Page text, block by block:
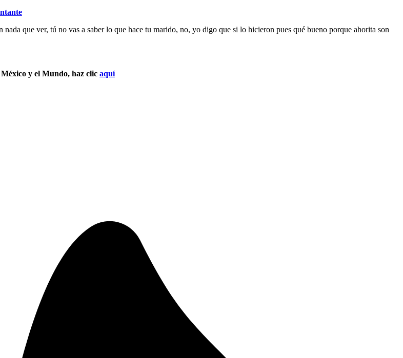
que ver, tú no vas a saber lo que hace tu marido, no, yo digo que si lo hicieron pues qué bueno porque ahorita son
México y el Mundo, haz clic aquí